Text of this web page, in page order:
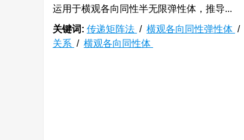
运用于横观各向同性半无限弹性体，推导...
关键词: 传递矩阵法 / 横观各向同性弹性体 /
关系 / 横观各向同性体